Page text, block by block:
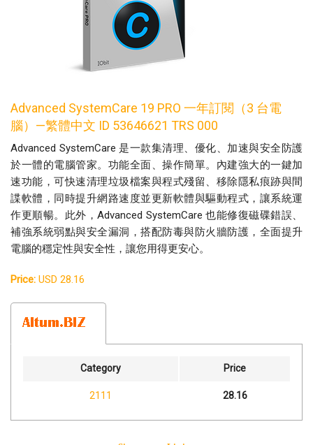
Advanced SystemCare 19 PRO 一年訂閱（3 台電
腦）—繁體中文 ID 53646621 TRS 000
Advanced SystemCare 是一款集清理、優化、加速與安全防護
於一體的電腦管家。功能全面、操作簡單。內建強大的一鍵加
速功能，可快速清理垃圾檔案與程式殘留、移除隱私痕跡與間
諜軟體，同時提升網路速度並更新軟體與驅動程式，讓系統運
作更順暢。此外，Advanced SystemCare 也能修復磁碟錯誤、
補強系統弱點與安全漏洞，搭配防毒與防火牆防護，全面提升
電腦的穩定性與安全性，讓您用得更安心。
Price: USD 28.16
Category Price
2111 28.16